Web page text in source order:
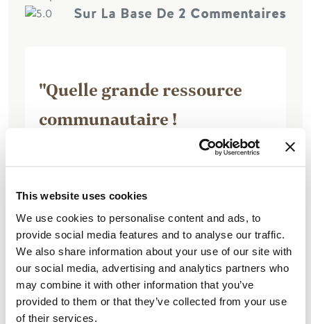
This website uses cookies
We use cookies to personalise content and ads, to
provide social media features and to analyse our traffic.
We also share information about your use of our site with
our social media, advertising and analytics partners who
may combine it with other information that you’ve
provided to them or that they’ve collected from your use
of their services.
Sur La Base De 2 Commentaires
"Quelle grande ressource
communautaire !
le 26 juin 2017, par 849caroln
J'étais là pour un tournoi de balle.
Installation fantastique. Bien entretenu,
propre, beaucoup de places de
stationnement, bonne concession,